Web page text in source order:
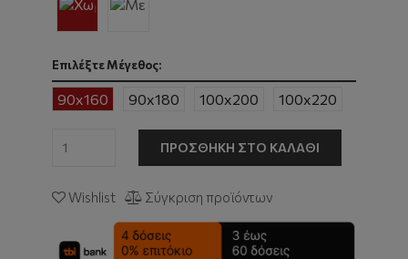
Επιλέξτε Μέγεθος:
90x160 90x180 100x200 100x220
ΠΡΟΣΘΉΚΗ ΣΤΟ ΚΑΛΆΘΙ
Wishlist Σύγκριση προϊόντων